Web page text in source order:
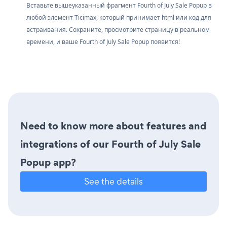
Вставьте вышеуказанный фрагмент Fourth of July Sale Popup в
любой элемент Ticimax, который принимает html или код для
встраивания. Сохраните, просмотрите страницу в реальном
времени, и ваше Fourth of July Sale Popup появится!
Need to know more about features and
integrations of our Fourth of July Sale
Popup app?
See the details